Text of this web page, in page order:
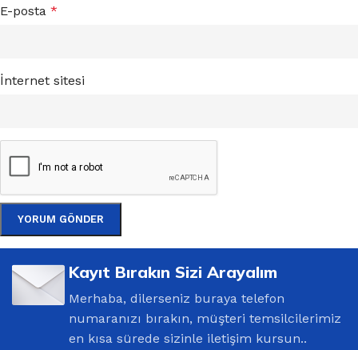
E-posta *
İnternet sitesi
Kayıt Bırakın Sizi Arayalım
Merhaba, dilerseniz buraya telefon
numaranızı bırakın, müşteri temsilcilerimiz
en kısa sürede sizinle iletişim kursun..